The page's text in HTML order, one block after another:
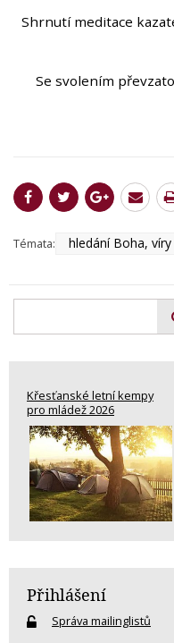
Shrnutí meditace
Se svolením
Témata: hledání Boha, víry
Křesťanské letní kempy
pro mládež 2026
Přihlášení
Správa mailinglistů